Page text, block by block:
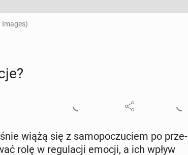
Images)
wiążą się z sa­mo­po­czu­ciem po prze­
rolę w re­gu­la­cji emocji, a ich wpływ